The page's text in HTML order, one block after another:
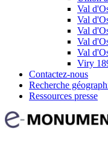
Val
Val
Val
Val
Val
Viry
Contactez-nous
Recherche
Ressources presse